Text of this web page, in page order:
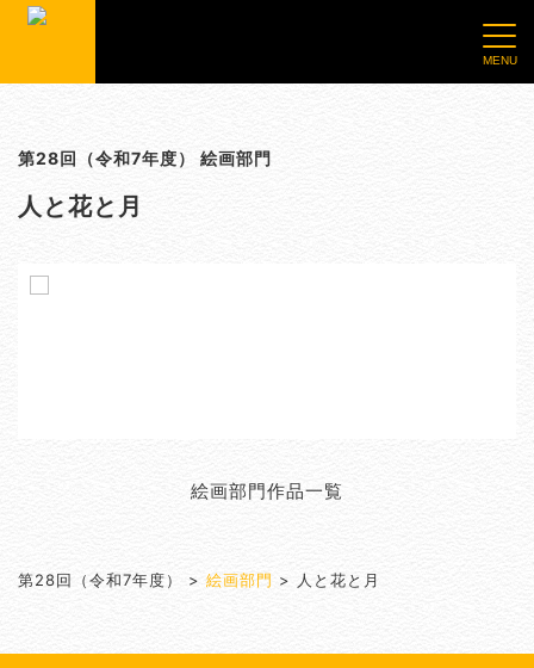
第28回（令和7年度） 絵画部門
人と花と月
絵画部門作品一覧
第28回（令和7年度） > 絵画部門 > 人と花と月